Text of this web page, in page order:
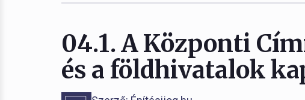
04.1. A Központi
és a földhivatalok